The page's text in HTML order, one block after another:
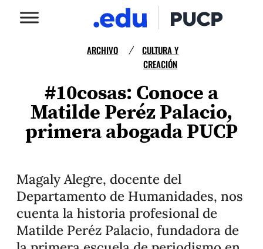
ARCHIVO /
CULTURA Y
CREACIÓN
#10cosas: Conoce a
Matilde Peréz Palacio,
primera abogada PUCP
Magaly Alegre, docente del
Departamento de Humanidades, nos
cuenta la historia profesional de
Matilde Peréz Palacio, fundadora de